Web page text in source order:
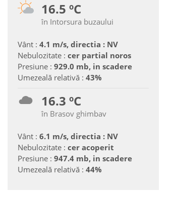
16.5 ºC
în Intorsura buzaului
Vânt : 4.1 m/s, directia : NV
Nebulozitate : cer partial noros
Presiune : 929.0 mb, in scadere
Umezeală relativă : 43%
16.3 ºC
în Brasov ghimbav
Vânt : 6.1 m/s, directia : NV
Nebulozitate : cer acoperit
Presiune : 947.4 mb, in scadere
Umezeală relativă : 44%